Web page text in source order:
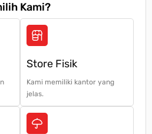
Kami?
Store Fisik
Kami memiliki kantor yang
jelas.